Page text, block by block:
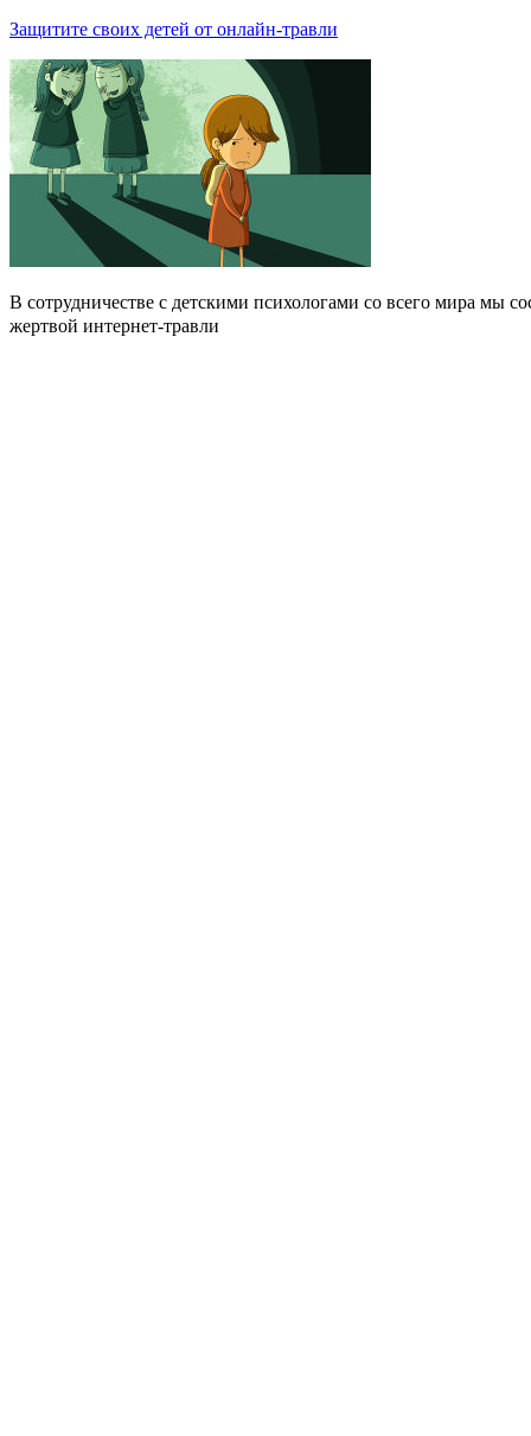
Защитите своих детей от онлайн-травли
В сотрудничестве с детскими психологами со всего мира мы
жертвой интернет-травли